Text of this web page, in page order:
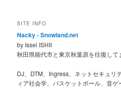
SITE INFO
Nacky - Snowland.net
by Issei ISHII
秋田県能代市と東京秋葉原を往復して
DJ、DTM、Ingress、ネットセキュリ
ィア社会学、バスケットボール、音ゲ